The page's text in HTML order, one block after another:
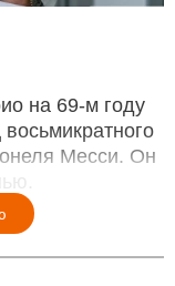
на 69-м году
Месси. Он